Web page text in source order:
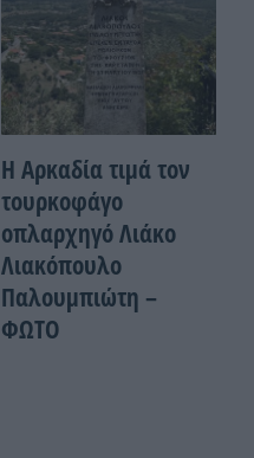
Η Αρκαδία τιμά τον
τουρκοφάγο
οπλαρχηγό Λιάκο
Λιακόπουλο
Παλουμπιώτη –
ΦΩΤΟ